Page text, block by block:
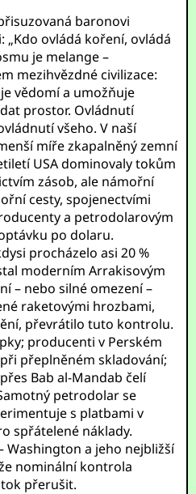
baronovi
ovládá koření, ovládá
je melange –
mezihvězdné civilizace:
vědomí a umožňuje
prostor. Ovládnutí
všeho. V naší
míře zkapalněný zemní
USA dominovaly tokům
zásob, ale námořní
cesty, spojenectvími
a petrodolarovým
po dolaru.
procházelo asi 20 %
moderním Arrakisovým
– nebo silné omezení –
raketovými hrozbami,
převrátilo tuto kontrolu.
producenti v Perském
přeplněném skladování;
Bab al-Mandab čelí
petrodolar se
s platbami v
spřátelené náklady.
Washington a jeho nejbližší
nominální kontrola
přerušit.